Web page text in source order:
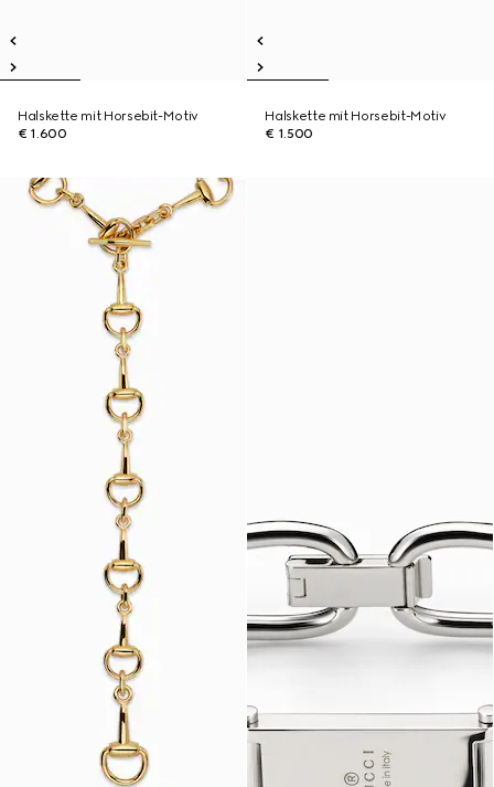
Halskette mit Horsebit-Motiv
€ 1.600
Halskette mit Horsebit-Motiv
€ 1.500